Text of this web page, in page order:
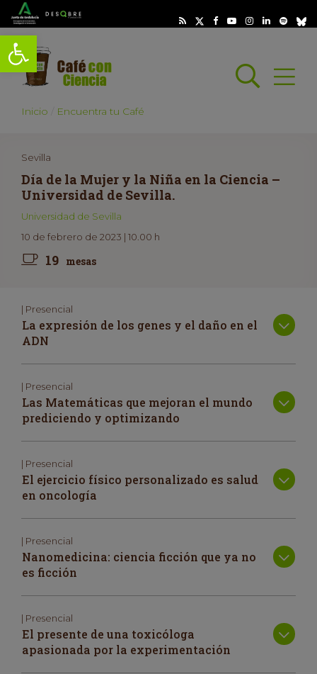
Abrir barra de herramientas
Abrir
Inicio Encuentra tu Café
Sevilla
Día de la Mujer y la Niña en la Ciencia –
Universidad de Sevilla.
Universidad de Sevilla
10 de febrero de 2023 | 10.00 h
19 mesas
| Presencial
La expresión de los genes y el daño en el
ADN
| Presencial
Las Matemáticas que mejoran el mundo
prediciendo y optimizando
| Presencial
El ejercicio físico personalizado es salud
en oncología
| Presencial
Nanomedicina: ciencia ficción que ya no
es ficción
| Presencial
El presente de una toxicóloga
apasionada por la experimentación